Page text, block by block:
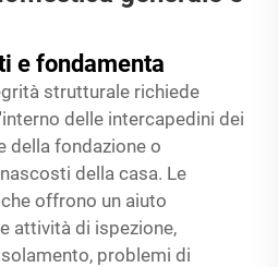
e fondamenta
strutturale richiede
delle intercapedini dei
della fondazione o
della casa. Le
offrono un aiuto
attività di ispezione,
problemi di